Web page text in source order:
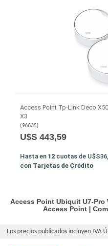
Access Point Tp-Link Deco
X3
(96635)
U$S 443,59
Hasta en 12 cuotas de
con Tarjetas de Crédito
Access Point Ubiquit U7-Pro
Access Point |
Los precios publicados incluyen IVA